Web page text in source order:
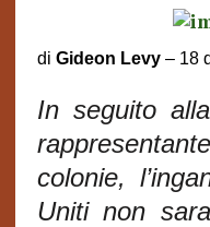
di Gideon Levy– 18
In seguito
colonie,
Uniti non